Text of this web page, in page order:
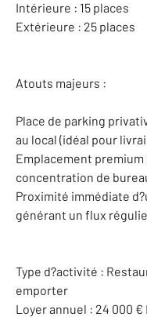
Intérieure : 15 places
Extérieure : 25 places
Atouts majeurs :
Place de parking
au local (idéal pour
Emplacement
concentration de
Proximité immédiate
générant un flux
Type d?activité :
emporter
Loyer annuel : 24 000 €